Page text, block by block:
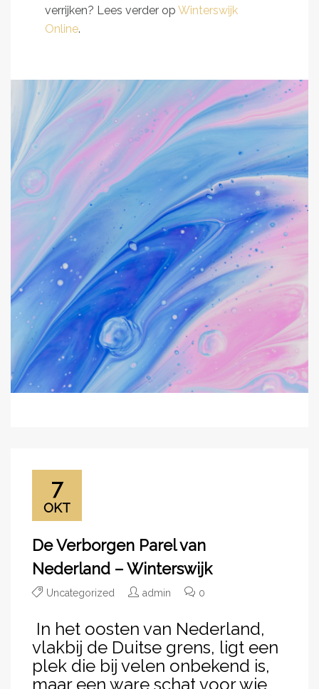
verrijken? Lees verder op Winterswijk
Online.
7
OKT
De Verborgen Parel van
Nederland – Winterswijk
Uncategorized admin 0
In het oosten van Nederland,
vlakbij de Duitse grens, ligt een
plek die bij velen onbekend is,
maar een ware schat voor wie